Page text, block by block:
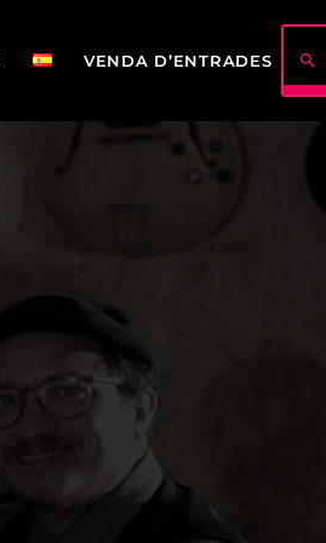
VENDA D’ENTRADES search
422